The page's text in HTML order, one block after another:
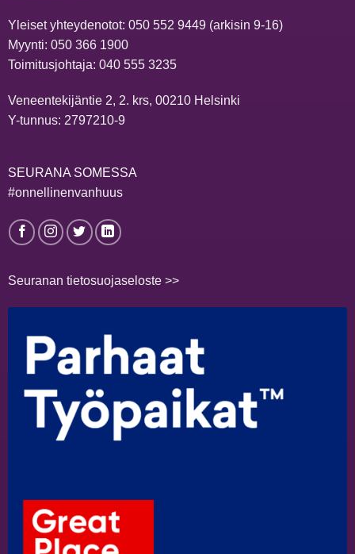
Yleiset yhteydenotot: 050 552 9449(arkisin 9-16)
Myynti: 050 366 1900
Toimitusjohtaja: 040 555 3235
Veneentekijäntie 2, 2. krs, 00210 Helsinki
Y-tunnus: 2797210-9
SEURANA SOMESSA
#onnellinenvanhuus
Seuranan tietosuojaseloste >>